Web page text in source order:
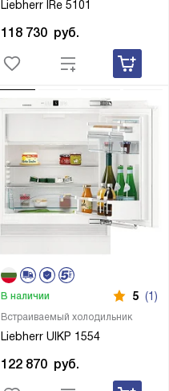
Liebherr IRe 5101
118 730 руб.
Встраиваемый холодильник
Liebherr UIKP 1554
В наличии 5 (1)
122 870 руб.